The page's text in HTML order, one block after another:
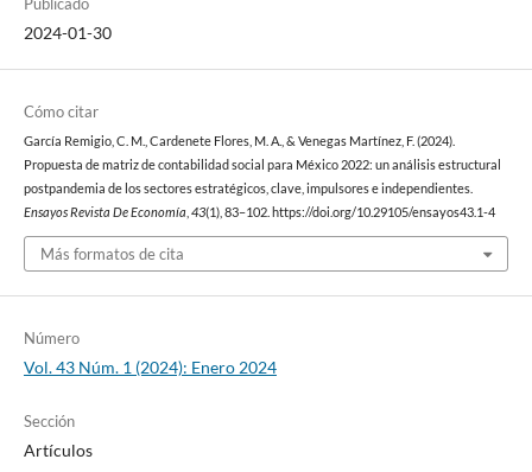
2024-01-30
Cómo citar
García Remigio, C. M., Cardenete Flores, M. A., & Venegas Martínez, F. (2024).
Propuesta de matriz de contabilidad social para México 2022: un análisis estructural
postpandemia de los sectores estratégicos, clave, impulsores e independientes.
Ensayos Revista De Economía 43(1), 83–102. https://doi.org/10.29105/ensayos43.1-4
Más formatos de cita
Número
Vol. 43 Núm. 1 (2024): Enero 2024
Sección
Artículos